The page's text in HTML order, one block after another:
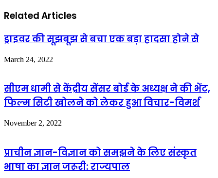
Related Articles
ड्राइवर की सूझबूझ से बचा एक बड़ा हादसा होने से
March 24, 2022
सीएम धामी से केंद्रीय सेंसर बोर्ड के अध्यक्ष ने की भेंट,
फिल्म सिटी खोलने को लेकर हुआ विचार-विमर्श
November 2, 2022
प्राचीन ज्ञान-विज्ञान को समझने के लिए संस्कृत
भाषा का ज्ञान जरूरी: राज्यपाल